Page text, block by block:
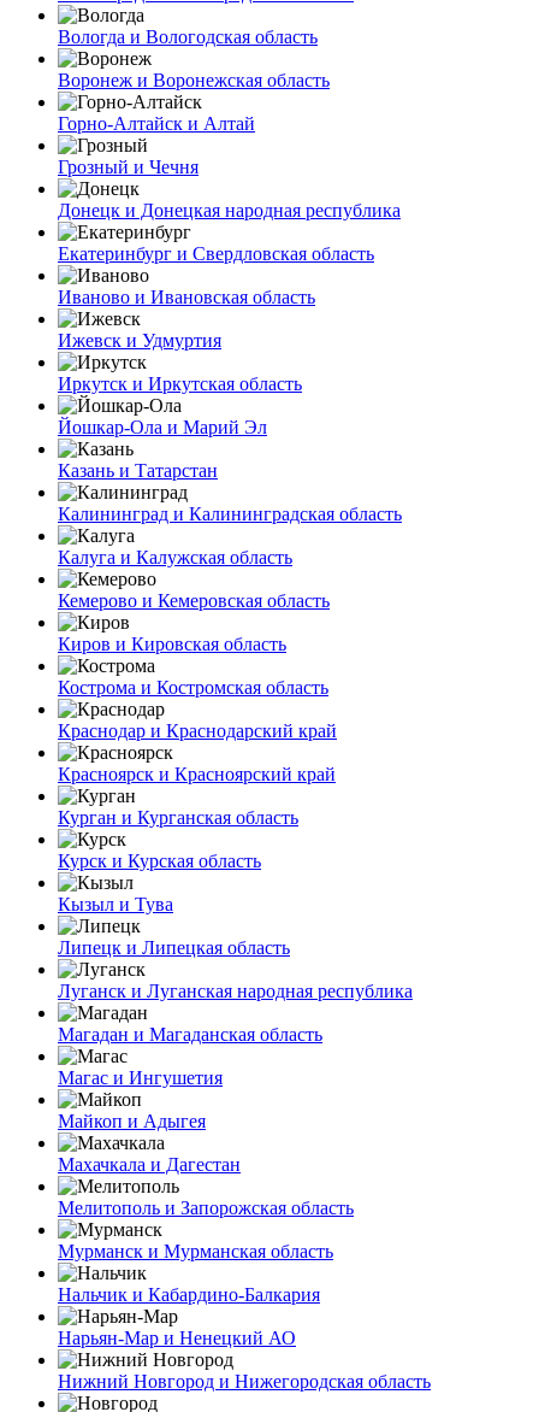
Вологда и Вологодская область
Воронеж и Воронежская область
Горно-Алтайск и Алтай
Грозный и Чечня
Донецк и Донецкая народная республика
Екатеринбург и Свердловская область
Иваново и Ивановская область
Ижевск и Удмуртия
Иркутск и Иркутская область
Йошкар-Ола и Марий Эл
Казань и Татарстан
Калининград и Калининградская область
Калуга и Калужская область
Кемерово и Кемеровская область
Киров и Кировская область
Кострома и Костромская область
Краснодар и Краснодарский край
Красноярск и Красноярский край
Курган и Курганская область
Курск и Курская область
Кызыл и Тува
Липецк и Липецкая область
Луганск и Луганская народная республика
Магадан и Магаданская область
Магас и Ингушетия
Майкоп и Адыгея
Махачкала и Дагестан
Мелитополь и Запорожская область
Мурманск и Мурманская область
Нальчик и Кабардино-Балкария
Нарьян-Мар и Ненецкий АО
Нижний Новгород и Нижегородская область